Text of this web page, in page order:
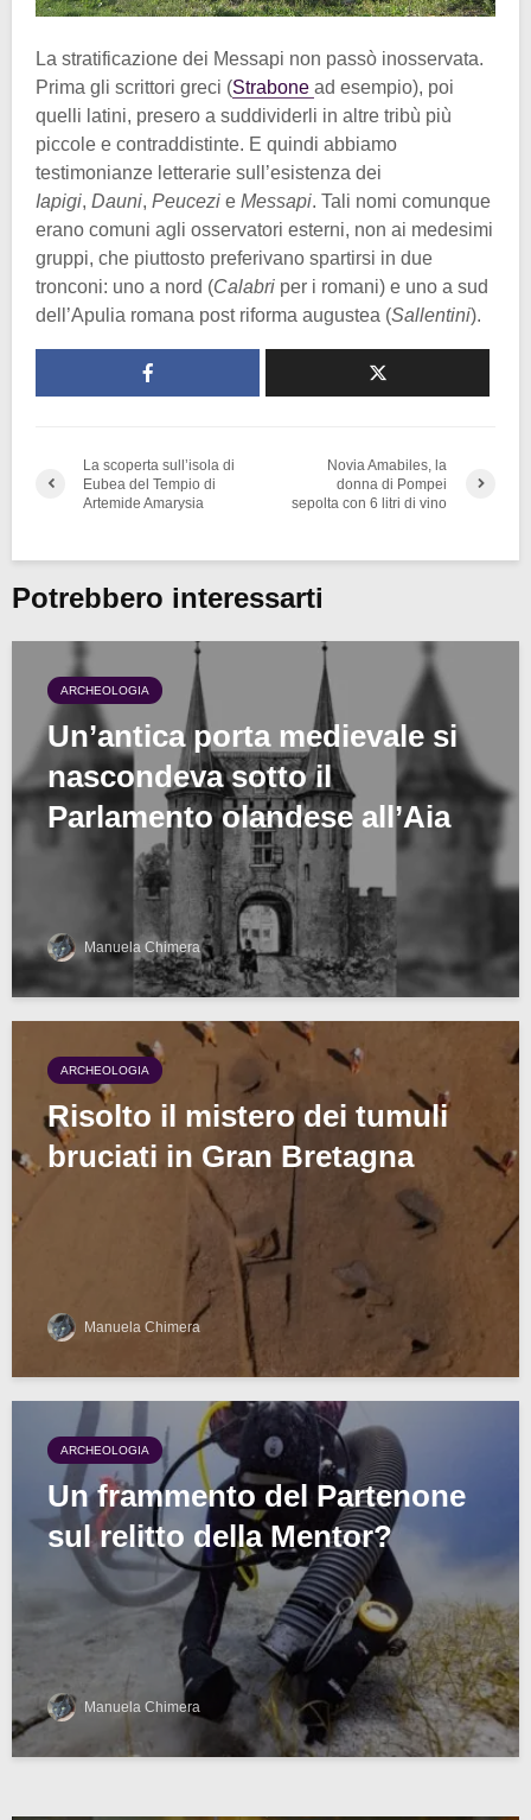
La stratificazione dei Messapi non passò inosservata.
Prima gli scrittori greci (Strabone ad esempio), poi
quelli latini, presero a suddividerli in altre tribù più
piccole e contraddistinte. E quindi abbiamo
testimonianze letterarie sull’esistenza dei
Iapigi, Dauni, Peucezi e Messapi. Tali nomi comunque
erano comuni agli osservatori esterni, non ai medesimi
gruppi, che piuttosto preferivano spartirsi in due
tronconi: uno a nord (Calabri per i romani) e uno a sud
dell’Apulia romana post riforma augustea (Sallentini).
La scoperta sull’isola di
Eubea del Tempio di
Artemide Amarysia
Novia Amabiles, la
donna di Pompei
sepolta con 6 litri di vino
Potrebbero interessarti
ARCHEOLOGIA
Un’antica porta medievale si
nascondeva sotto il
Parlamento olandese all’Aia
Manuela Chimera
ARCHEOLOGIA
Risolto il mistero dei tumuli
bruciati in Gran Bretagna
Manuela Chimera
ARCHEOLOGIA
Un frammento del Partenone
sul relitto della Mentor?
Manuela Chimera